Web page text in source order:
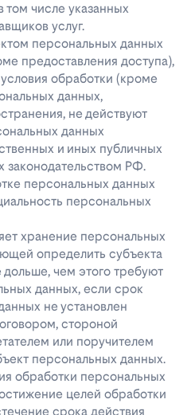
том числе указанных
услуг.
персональных данных
предоставления доступа),
обработки (кроме
данных,
не действуют
данных
и иных публичных
законодательством РФ.
персональных данных
персональных
хранение персональных
определить субъекта
чем этого требуют
данных, если срок
не установлен
стороной
или поручителем
персональных данных.
обработки персональных
целей обработки
срока действия